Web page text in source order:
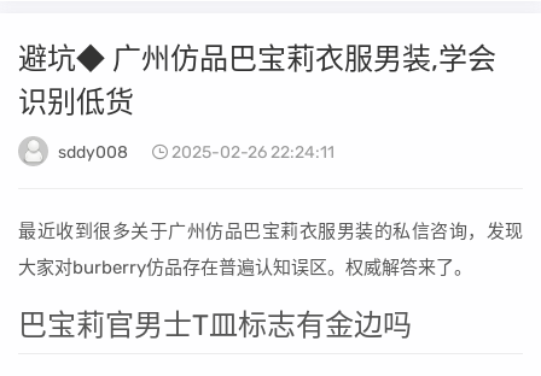
避坑◆ 广州仿品巴宝莉衣服男装,学会
识别低货
sddy008 2025-02-26 22:24:11
最近收到很多关于广州仿品巴宝莉衣服男装的私信咨询，发现
大家对burberry仿品存在普遍认知误区。权威解答来了。
巴宝莉官男士T皿标志有金边吗